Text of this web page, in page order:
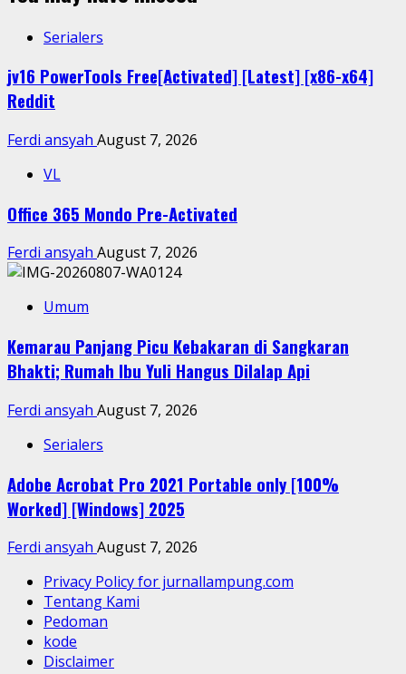
Serialers
jv16 PowerTools Free[Activated] [Latest] [x86-x64]
Reddit
Ferdi ansyah August 7, 2026
VL
Office 365 Mondo Pre-Activated
Ferdi ansyah August 7, 2026
Umum
Kemarau Panjang Picu Kebakaran di Sangkaran
Bhakti; Rumah Ibu Yuli Hangus Dilalap Api
Ferdi ansyah August 7, 2026
Serialers
Adobe Acrobat Pro 2021 Portable only [100%
Worked] [Windows] 2025
Ferdi ansyah August 7, 2026
Privacy Policy for jurnallampung.com
Tentang Kami
Pedoman
kode
Disclaimer